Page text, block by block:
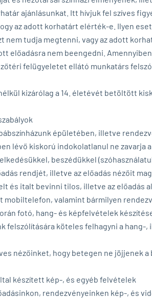
ajánlásunkat. Itt hívjuk fel szíves
az adott korhatárt elérték-e. Ilyen
nem tudja megtenni, vagy az adott
előadásra nem beengedni.
felügyeletet ellátó munkatárs
kizárólag a 14. életévét betöltött
épületében, illetve
lévő kiskorú indokolatlanul ne zavarja
beszédükkel
rendjét, illetve az előadás nézőit
és italt bevinni tilos, illetve az előadás
mobiltelefon, valamint bármilyen
fotó, hang- és képfelvételek
felszólítására köteles felhagyni a
nézőinket, hogy betegen ne jöjjenek
készített kép-, és egyéb felvételek
rendezvényeinken kép-, és